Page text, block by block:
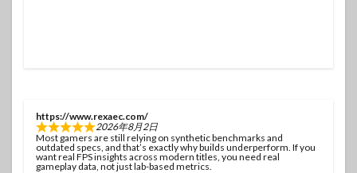
https://www.rexaec.com/
2026年8月2日
Most gamers are still relying on synthetic benchmarks and
outdated specs, and that’s exactly why builds underperform. If you
want real FPS insights across modern titles, you need real
gameplay data, not just lab-based metrics.